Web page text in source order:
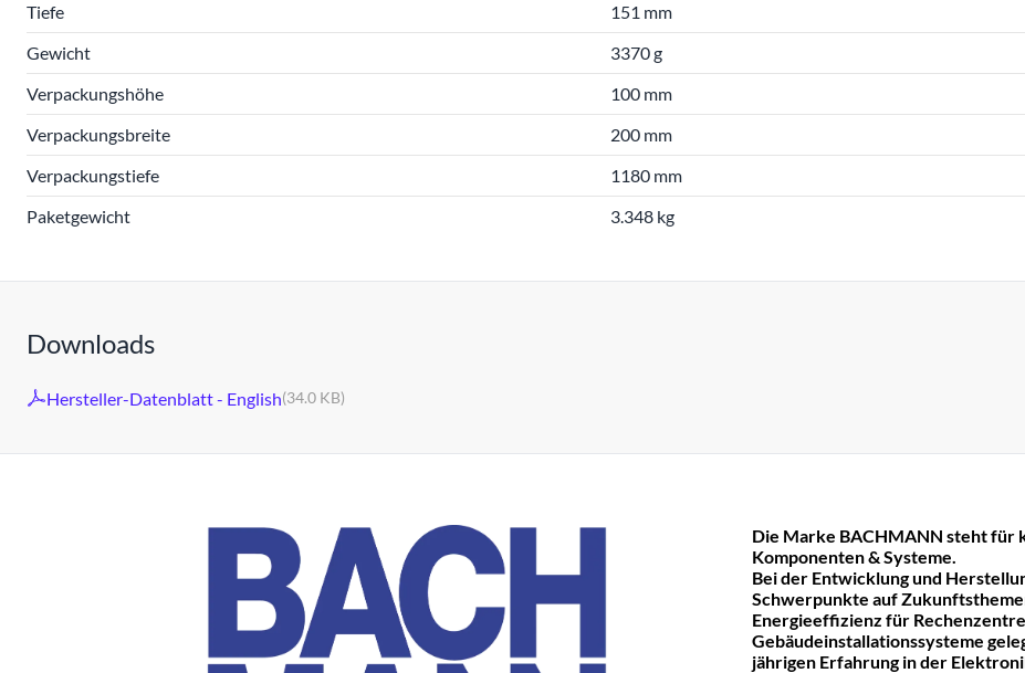
Tiefe
151 mm
Gewicht
3370 g
Verpackungshöhe
100 mm
Verpackungsbreite
200 mm
Verpackungstiefe
1180 mm
Paketgewicht
3.348 kg
Downloads
Hersteller-Datenblatt - English(34.0 KB)
Die Marke BACHMANN steht
Komponenten & Systeme.
Bei der Entwicklung und
Schwerpunkte auf
Energieeffizienz für
Gebäudeinstallationssysteme
jährigen Erfahrung in der